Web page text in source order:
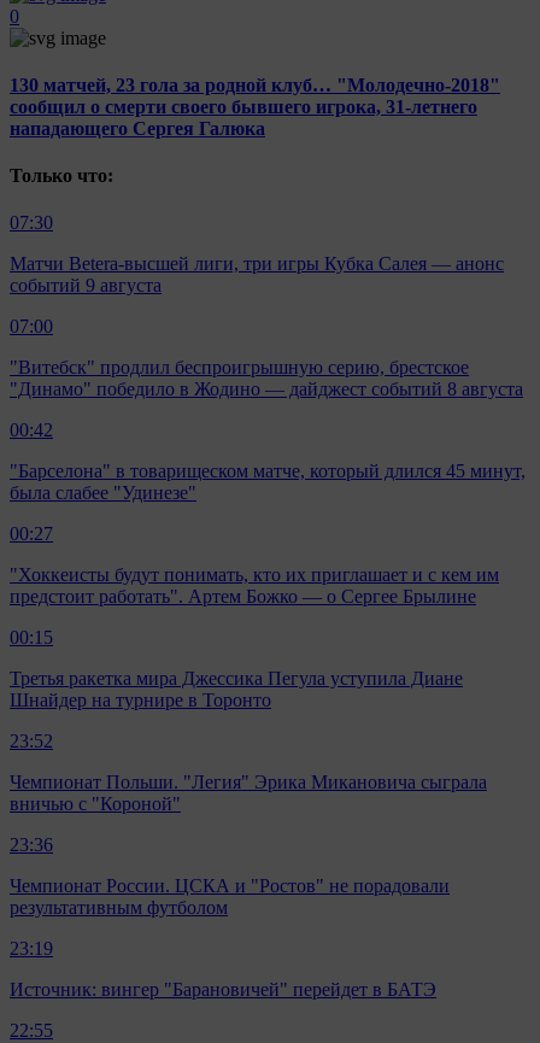
0
130 матчей, 23 гола за родной клуб… "Молодечно-2018"
сообщил о смерти своего бывшего игрока, 31-летнего
нападающего Сергея Галюка
Только что:
07:30
Матчи Beterа-высшей лиги, три игры Кубка Салея — анонс
событий 9 августа
07:00
"Витебск" продлил беспроигрышную серию, брестское
"Динамо" победило в Жодино — дайджест событий 8 августа
00:42
"Барселона" в товарищеском матче, который длился 45 минут,
была слабее "Удинезе"
00:27
"Хоккеисты будут понимать, кто их приглашает и с кем им
предстоит работать". Артем Божко — о Сергее Брылине
00:15
Третья ракетка мира Джессика Пегула уступила Диане
Шнайдер на турнире в Торонто
23:52
Чемпионат Польши. "Легия" Эрика Микановича сыграла
вничью с "Короной"
23:36
Чемпионат России. ЦСКА и "Ростов" не порадовали
результативным футболом
23:19
Источник: вингер "Барановичей" перейдет в БАТЭ
22:55